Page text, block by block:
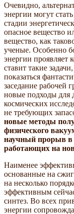
Очевидно,
энергии могут
стадии
опасное вещество
вещество, как
ученые. Особенно
энергии
ставит такие
показаться
заседание рабочей
новые подходы для
космических
не требующих
новые методы
физического
научный прорыв в
работающих на
Наименее
основанные на
на несколько
эффективным
синтез. Во всех
энергии